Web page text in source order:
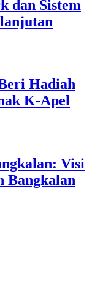
dan Sistem
Hadiah
K-Apel
Visi
Bangkalan